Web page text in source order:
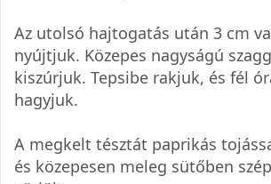
Az utolsó hajtogatás után 3 cm
nyújtjuk. Közepes nagyságú
kiszúrjuk. Tepsibe rakjuk, és fél
hagyjuk.
A megkelt tésztát paprikás
és közepesen meleg sütőben